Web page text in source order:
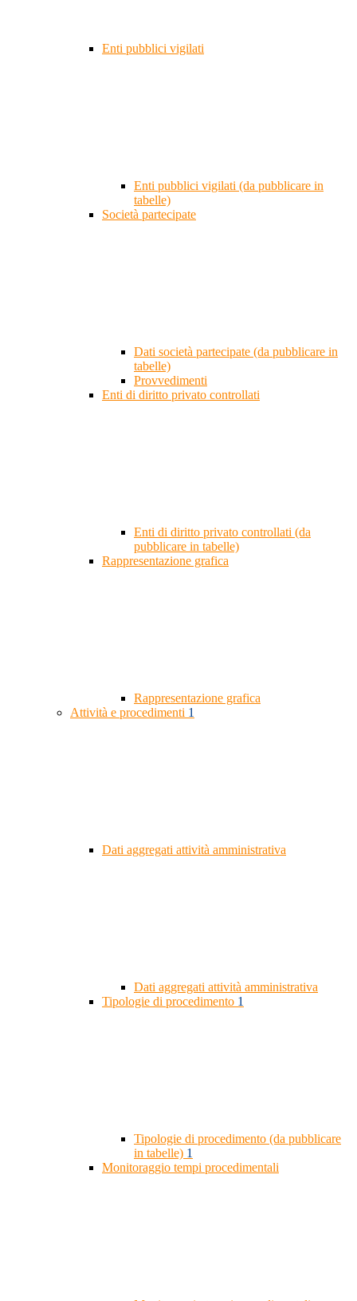
Enti pubblici vigilati
Enti pubblici vigilati (da pubblicare in
tabelle)
Società partecipate
Dati società partecipate (da pubblicare in
tabelle)
Provvedimenti
Enti di diritto privato controllati
Enti di diritto privato controllati (da
pubblicare in tabelle)
Rappresentazione grafica
Rappresentazione grafica
Attività e procedimenti 1
Dati aggregati attività amministrativa
Dati aggregati attività amministrativa
Tipologie di procedimento 1
Tipologie di procedimento (da pubblicare
in tabelle) 1
Monitoraggio tempi procedimentali